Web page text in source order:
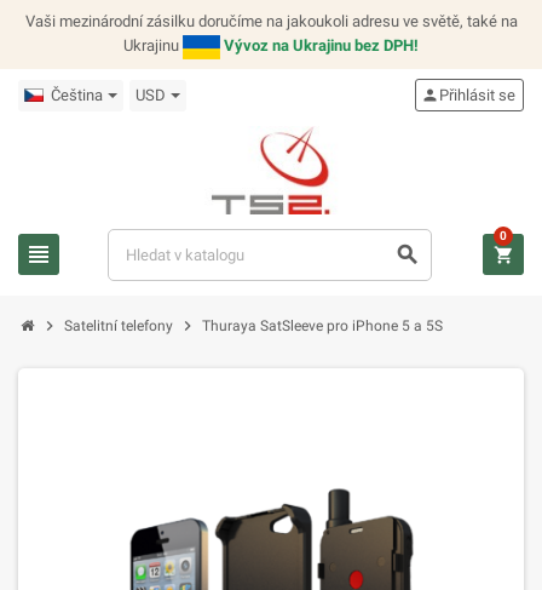
Vaši mezinárodní zásilku doručíme na jakoukoli adresu ve světě, také na
Ukrajinu
Vývoz na Ukrajinu bez DPH!
Čeština USD
view_headline search
person Přihlásit se
shopping_cart
0
chevron_right Satelitní telefony chevron_right Thuraya SatSleeve pro iPhone 5 a 5S